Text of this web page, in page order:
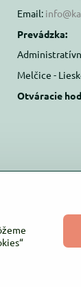
Email:
Prevádzka:
Melčice -
Otváracie
PIA-